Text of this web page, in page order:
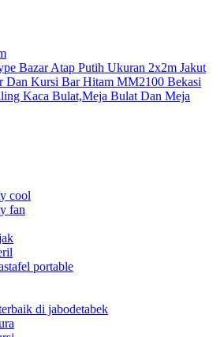
Bazar Atap Putih Ukuran 2x2m Jakut
Dan Kursi Bar Hitam MM2100 Bekasi
Kaca Bulat,Meja Bulat Dan Meja
cool
fan
portable
di jabodetabek